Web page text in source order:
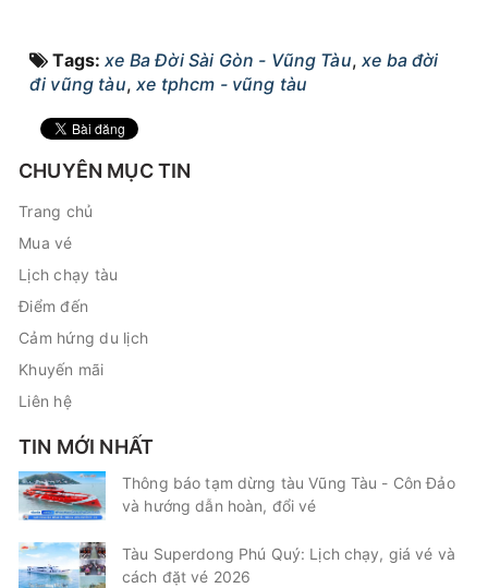
Tags:xe Ba Đời Sài Gòn - Vũng Tàu,xe ba đời
đi vũng tàu,xe tphcm - vũng tàu
CHUYÊN MỤC TIN
Trang chủ
Mua vé
Lịch chạy tàu
Điểm đến
Cảm hứng du lịch
Khuyến mãi
Liên hệ
TIN MỚI NHẤT
Thông báo tạm dừng tàu Vũng Tàu - Côn Đảo
và hướng dẫn hoàn, đổi vé
Tàu Superdong Phú Quý: Lịch chạy, giá vé và
cách đặt vé 2026